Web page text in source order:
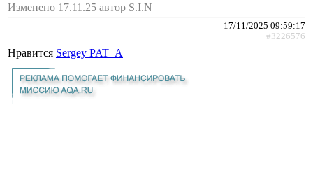
Изменено 17.11.25 автор S.I.N
17/11/2025 09:59:17
#3226576
Нравится Sergey PAT_A